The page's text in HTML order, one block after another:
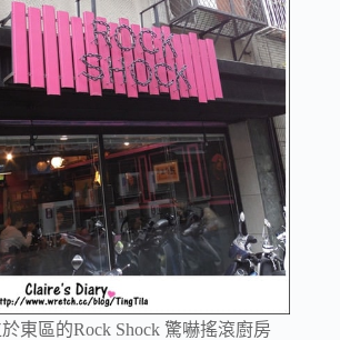
東區的Rock Shock 驚嚇搖滾廚房